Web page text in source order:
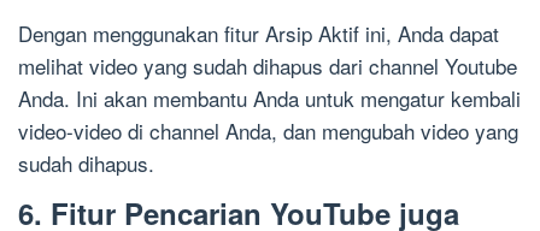
Dengan menggunakan fitur Arsip Aktif ini, Anda dapat
melihat video yang sudah dihapus dari channel Youtube
Anda. Ini akan membantu Anda untuk mengatur kembali
video-video di channel Anda, dan mengubah video yang
sudah dihapus.
6. Fitur Pencarian YouTube juga